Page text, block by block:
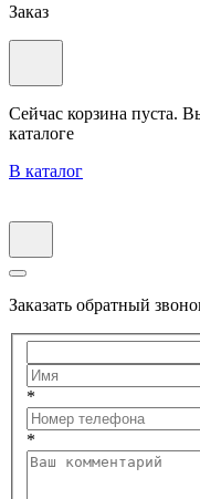
Заказ
Сейчас корзина пуста.
каталоге
В каталог
Заказать обратный
*
*